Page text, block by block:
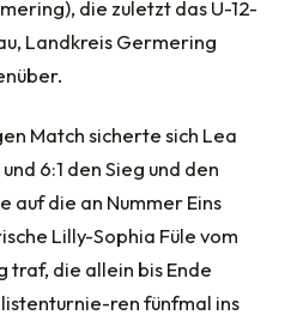
die zuletzt das U-12-
Landkreis Germering
Match sicherte sich Lea
6:1 den Sieg und den
auf die an Nummer Eins
Lilly-Sophia Füle vom
traf, die allein bis Ende
ren fünfmal ins